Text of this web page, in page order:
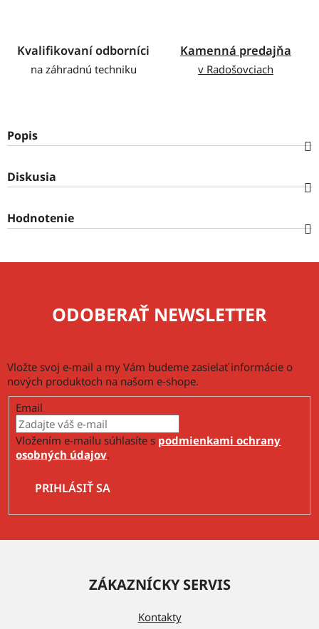
Kvalifikovaní odborníci
na záhradnú techniku
Kamenná predajňa
v Radošovciach
Popis
Diskusia
Hodnotenie
ODOBERAŤ NEWSLETTER
Vložte svoj e-mail a my Vám budeme zasielať informácie o
nových produktoch na našom e-shope.
Email
Vložením e-mailu súhlasíte s podmienkami ochrany
osobných údajov.
PRIHLÁSIŤ SA
ZÁKAZNÍCKY SERVIS
Kontakty